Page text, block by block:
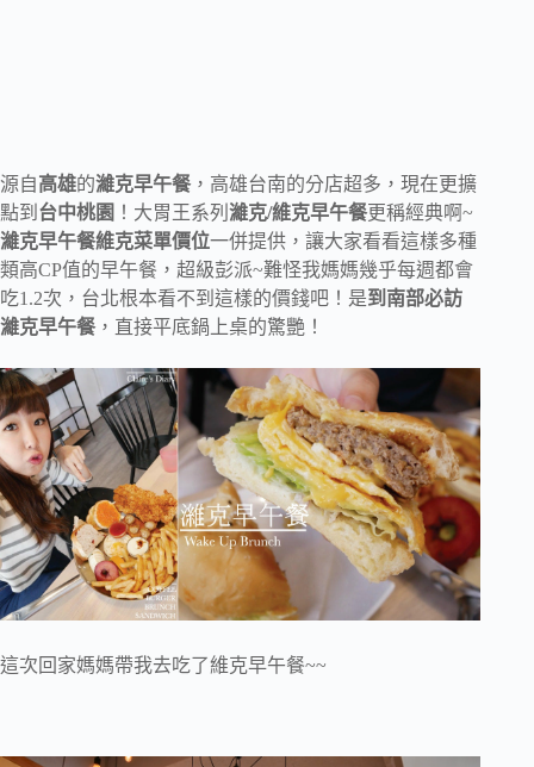
源自高雄的濰克早午餐 ，高雄台南的分店超多，現在更擴
點到 台中桃園 ！大胃王系列 濰克/維克早午餐更稱經典啊~
濰克早午餐維克菜單價位一併提供，讓大家看看這樣多種
類高CP值的早午餐，超級彭派~難怪我媽媽幾乎每週都會
吃1.2次，台北根本看不到這樣的價錢吧！是到南部必訪
濰克早午餐 ，直接平底鍋上桌的驚艷！
這次回家媽媽帶我去吃了維克早午餐~~